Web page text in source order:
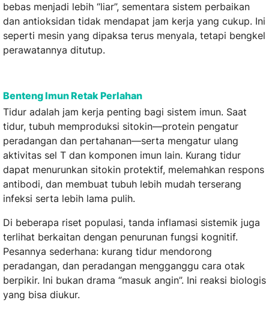
bebas menjadi lebih “liar”, sementara sistem perbaikan
dan antioksidan tidak mendapat jam kerja yang cukup. Ini
seperti mesin yang dipaksa terus menyala, tetapi bengkel
perawatannya ditutup.
Benteng Imun Retak Perlahan
Tidur adalah jam kerja penting bagi sistem imun. Saat
tidur, tubuh memproduksi sitokin—protein pengatur
peradangan dan pertahanan—serta mengatur ulang
aktivitas sel T dan komponen imun lain. Kurang tidur
dapat menurunkan sitokin protektif, melemahkan respons
antibodi, dan membuat tubuh lebih mudah terserang
infeksi serta lebih lama pulih.
Di beberapa riset populasi, tanda inflamasi sistemik juga
terlihat berkaitan dengan penurunan fungsi kognitif.
Pesannya sederhana: kurang tidur mendorong
peradangan, dan peradangan mengganggu cara otak
berpikir. Ini bukan drama “masuk angin”. Ini reaksi biologis
yang bisa diukur.